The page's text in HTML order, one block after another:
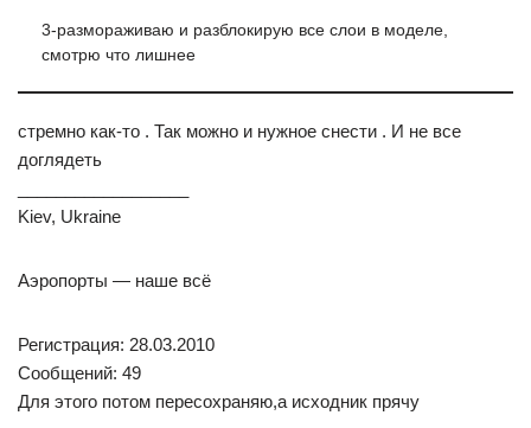
3-размораживаю и разблокирую все слои в моделе,
смотрю что лишнее
стремно как-то . Так можно и нужное снести . И не все
доглядеть
Kiev, Ukraine
Аэропорты — наше всё
Регистрация: 28.03.2010
Сообщений: 49
Для этого потом пересохраняю,а исходник прячу